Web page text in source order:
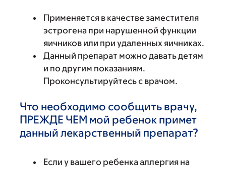
Применяется в качестве заместителя
эстрогена при нарушенной функции
яичников или при удаленных яичниках.
Данный препарат можно давать детям
и по другим показаниям.
Проконсультируйтесь с врачом.
Что необходимо сообщить врачу,
ПРЕЖДЕ ЧЕМ мой ребенок примет
данный лекарственный препарат?
Если у вашего ребенка аллергия на